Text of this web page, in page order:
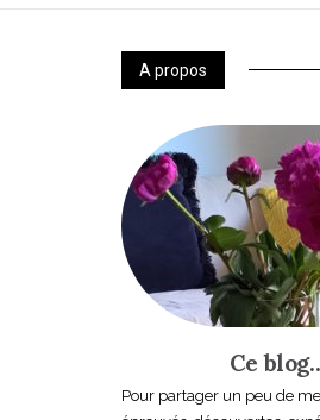
A propos
Ce
Pour partager un peu de